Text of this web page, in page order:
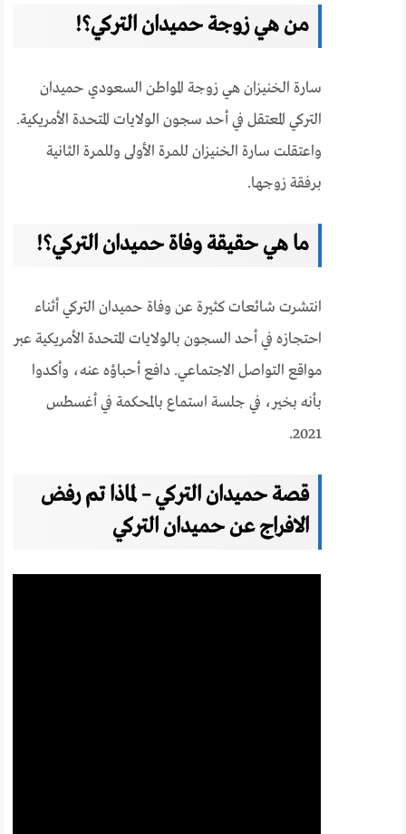
من هي زوجة حميدان التركي؟!
سارة الخنيزان هي زوجة المواطن السعودي حميدان
التركي المعتقل في أحد سجون الولايات المتحدة الأمريكية.
واعتقلت سارة الخنيزان للمرة الأولى وللمرة الثانية
برفقة زوجها.
ما هي حقيقة وفاة حميدان التركي؟!
انتشرت شائعات كثيرة عن وفاة حميدان التركي أثناء
احتجازه في أحد السجون بالولايات المتحدة الأمريكية عبر
مواقع التواصل الاجتماعي. دافع أحباؤه عنه، وأكدوا
بأنه بخير، في جلسة استماع بالمحكمة في أغسطس
2021.
قصة حميدان التركي – لماذا تم رفض
الافراج عن حميدان التركي